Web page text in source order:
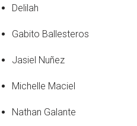
Delilah
Gabito Ballesteros
Jasiel Nuñez
Michelle Maciel
Nathan Galante